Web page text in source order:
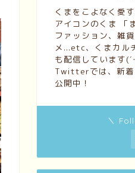
くまをこよなく愛す
アイコンのくま 「
ファッション、雑
メ...etc、くまカル
も配信しています(´
Twitterでは、新着
公開中！
＼